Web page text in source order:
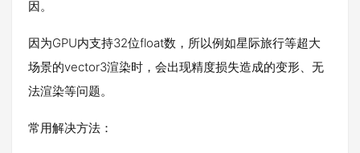
因。
因为GPU内支持32位float数，所以例如星际旅行等超大
场景的vector3渲染时，会出现精度损失造成的变形、无
法渲染等问题。
常用解决方法：